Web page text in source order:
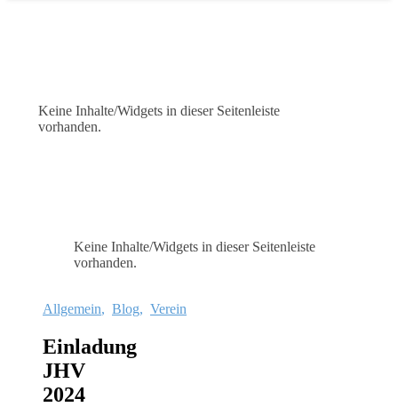
Keine Inhalte/Widgets in dieser Seitenleiste
vorhanden.
Keine Inhalte/Widgets in dieser Seitenleiste
vorhanden.
Allgemein, Blog, Verein
Einladung
JHV
2024